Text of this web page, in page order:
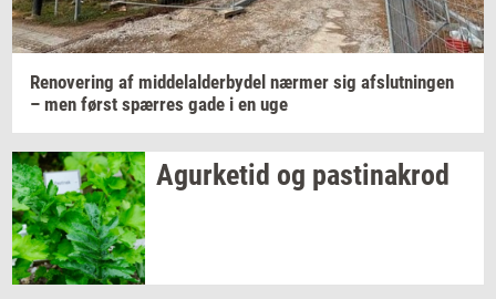
Renove­ring af mid­delal­der­by­del nær­mer sig af­slut­nin­gen
– men først spær­res gade i en uge
Agur­ke­tid og pa­stina­krod